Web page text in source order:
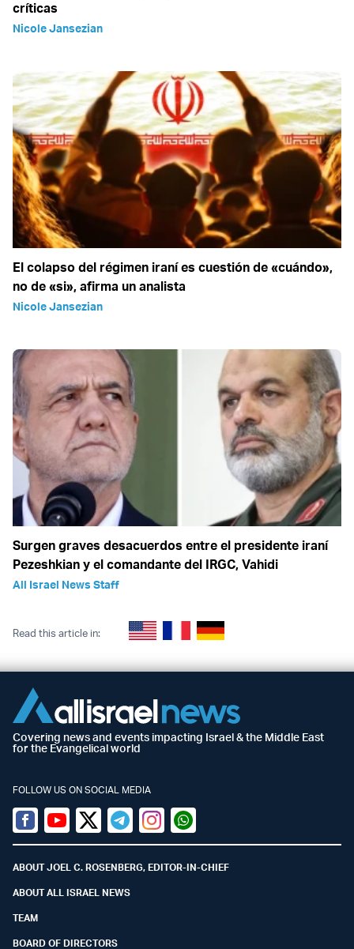
críticas
Nicole Jansezian
El colapso del régimen iraní es cuestión de «cuándo»,
no de «si», afirma un analista
Nicole Jansezian
Surgen graves desacuerdos entre el presidente iraní
Pezeshkian y el comandante del IRGC, Vahidi
All Israel News Staff
Read this article in:
Covering news and events impacting Israel & the Middle East
for the Evangelical world
FOLLOW US ON SOCIAL MEDIA
Facebook
YoutubeTwitter (X)
TelegramInstagramWhatsapp
ABOUT JOEL C. ROSENBERG, EDITOR-IN-CHIEF
ABOUT ALL ISRAEL NEWS
TEAM
BOARD OF DIRECTORS